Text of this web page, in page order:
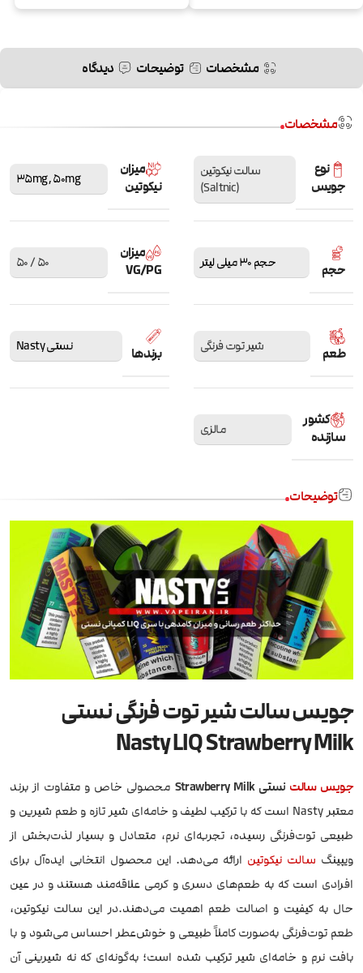
مشخصات توضیحات دیدگاه
مشخصات
نوع
جویس
سالت نیکوتین
(Saltnic)
میزان
نیکوتین
35mg,50mg
حجم حجم 30 میلی لیتر
میزان
VG/PG
50 / 50
طعم شیر توت فرنگی برندها نستی Nasty
کشور
سازنده
مالزی
توضیحات
جویس سالت شیر توت فرنگی نستی
Nasty LIQ Strawberry Milk
جویس سالت نستی Strawberry Milk
محصولی خاص و متفاوت از برند
معتبر Nasty است که با ترکیب لطیف و خامه‌ای شیر تازه و طعم شیرین و
طبیعی توت‌فرنگی رسیده، تجربه‌ای نرم، متعادل و بسیار لذت‌بخش از
ویپینگ سالت نیکوتین ارائه می‌دهد. این محصول انتخابی ایده‌آل برای
افرادی است که به طعم‌های دسری و کرمی علاقه‌مند هستند و در عین
حال به کیفیت و اصالت طعم اهمیت می‌دهند.در این سالت نیکوتین،
طعم توت‌فرنگی به‌صورت کاملاً طبیعی و خوش‌عطر احساس می‌شود و با
بافت نرم و خامه‌ای شیر ترکیب شده است؛ به‌گونه‌ای که نه شیرینی آن